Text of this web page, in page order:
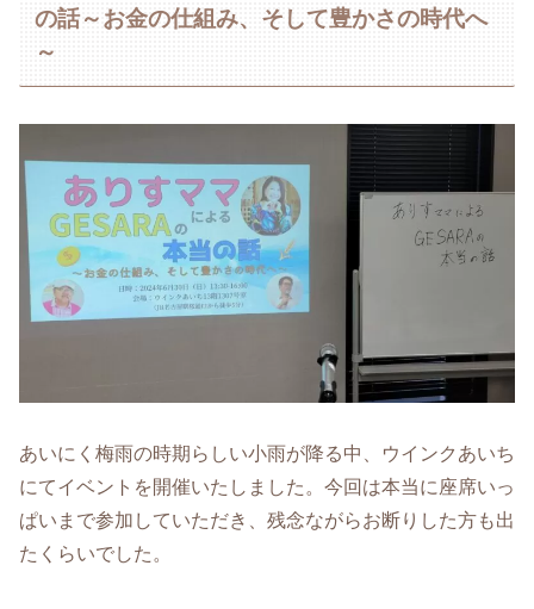
の話～お金の仕組み、そして豊かさの時代へ
～
あいにく梅雨の時期らしい小雨が降る中、ウインクあいち
にてイベントを開催いたしました。今回は本当に座席いっ
ぱいまで参加していただき、残念ながらお断りした方も出
たくらいでした。